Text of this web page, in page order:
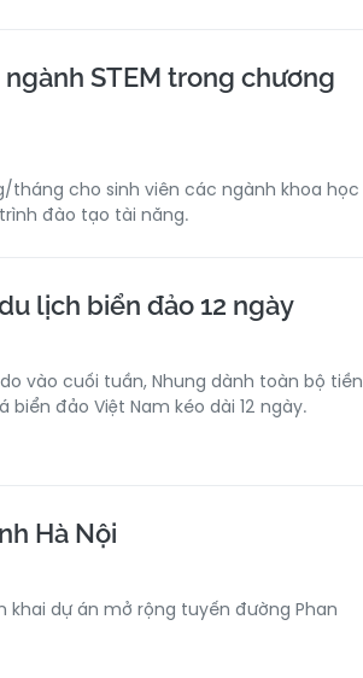
STEM trong chương
tháng cho sinh viên các ngành khoa học
đào tạo tài năng.
lịch biển đảo 12 ngày
vào cuối tuần, Nhung dành toàn bộ tiền
đảo Việt Nam kéo dài 12 ngày.
Hà Nội
khai dự án mở rộng tuyến đường Phan